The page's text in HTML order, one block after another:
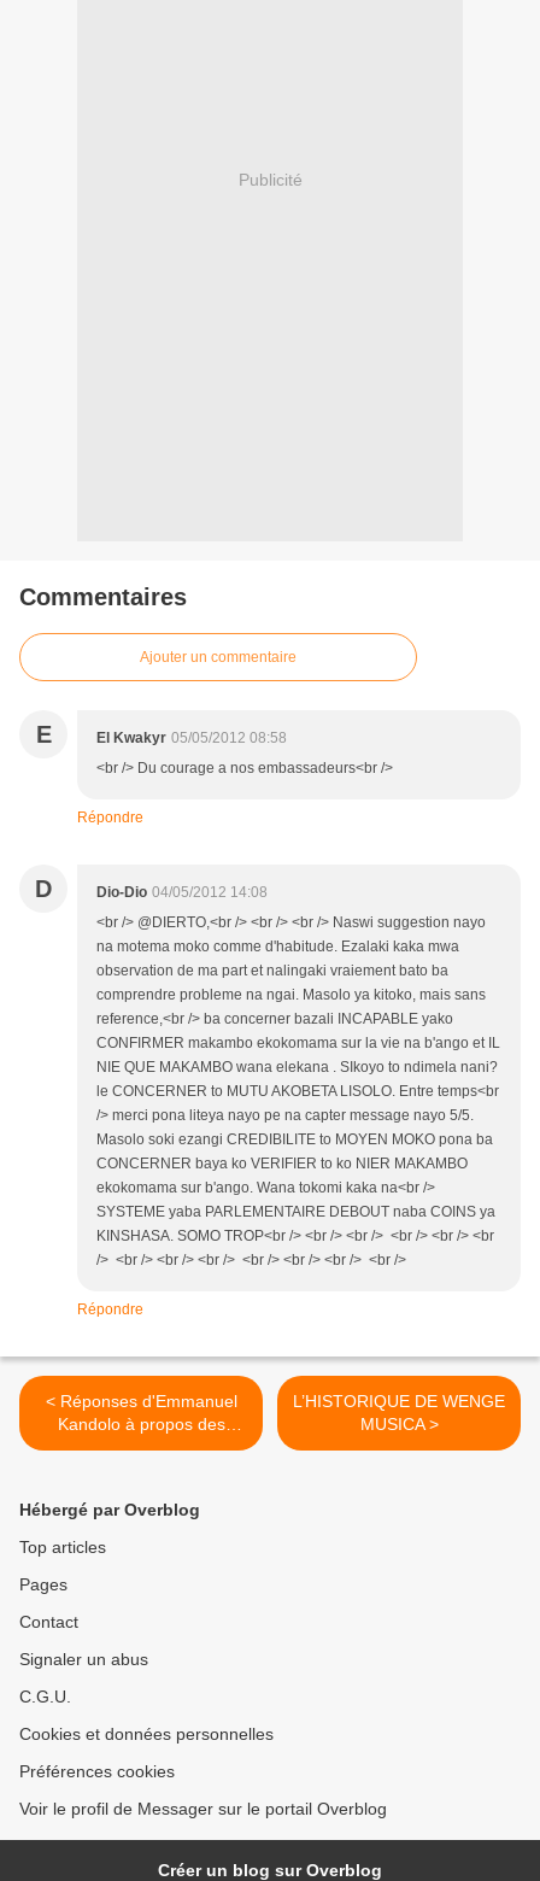
Publicité
Commentaires
Ajouter un commentaire
E El Kwakyr 05/05/2012 08:58
<br /> Du courage a nos embassadeurs<br />
Répondre
D Dio-Dio 04/05/2012 14:08
<br /> @DIERTO,<br /> <br /> <br /> Naswi suggestion nayo
na motema moko comme d'habitude. Ezalaki kaka mwa
observation de ma part et nalingaki vraiement bato ba
comprendre probleme na ngai. Masolo ya kitoko, mais sans
reference,<br /> ba concerner bazali INCAPABLE yako
CONFIRMER makambo ekokomama sur la vie na b'ango et IL
NIE QUE MAKAMBO wana elekana . SIkoyo to ndimela nani?
le CONCERNER to MUTU AKOBETA LISOLO. Entre temps<br
/> merci pona liteya nayo pe na capter message nayo 5/5.
Masolo soki ezangi CREDIBILITE to MOYEN MOKO pona ba
CONCERNER baya ko VERIFIER to ko NIER MAKAMBO
ekokomama sur b'ango. Wana tokomi kaka na<br />
SYSTEME yaba PARLEMENTAIRE DEBOUT naba COINS ya
KINSHASA. SOMO TROP<br /> <br /> <br /> <br /> <br /> <br
/> <br /> <br /> <br /> <br /> <br /> <br /> <br />
Répondre
< Réponses d'Emmanuel
Kandolo à propos des
chansons funèbres
L’HISTORIQUE DE WENGE
MUSICA >
Hébergé par Overblog
Top articles
Pages
Contact
Signaler un abus
C.G.U.
Cookies et données personnelles
Préférences cookies
Voir le profil de Messager sur le portail Overblog
Créer un blog sur Overblog